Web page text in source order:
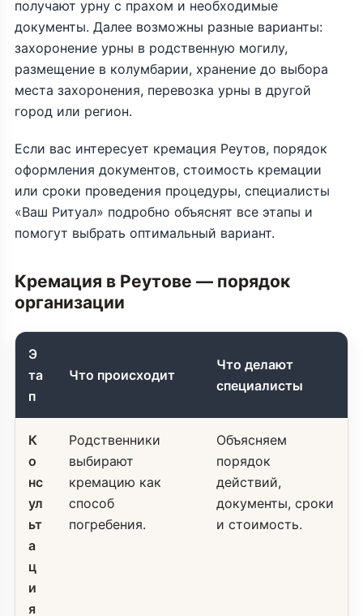
получают урну с прахом и необходимые
документы. Далее возможны разные варианты:
захоронение урны в родственную могилу,
размещение в колумбарии, хранение до выбора
места захоронения, перевозка урны в другой
город или регион.
Если вас интересует кремация Реутов, порядок
оформления документов, стоимость кремации
или сроки проведения процедуры, специалисты
«Ваш Ритуал» подробно объяснят все этапы и
помогут выбрать оптимальный вариант.
Кремация в Реутове — порядок
организации
Э
та
п
Что происходит
Что делают
специалисты
К
о
нс
ул
ьт
а
ц
и
я
Родственники
выбирают
кремацию как
способ
погребения.
Объясняем
порядок
действий,
документы, сроки
и стоимость.